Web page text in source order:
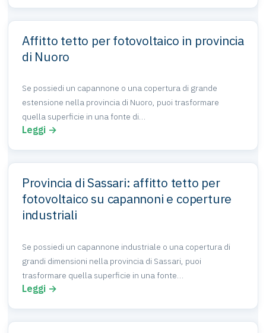
Affitto tetto per fotovoltaico in provincia
di Nuoro
Se possiedi un capannone o una copertura di grande
estensione nella provincia di Nuoro, puoi trasformare
quella superficie in una fonte di…
Leggi →
Provincia di Sassari: affitto tetto per
fotovoltaico su capannoni e coperture
industriali
Se possiedi un capannone industriale o una copertura di
grandi dimensioni nella provincia di Sassari, puoi
trasformare quella superficie in una fonte…
Leggi →